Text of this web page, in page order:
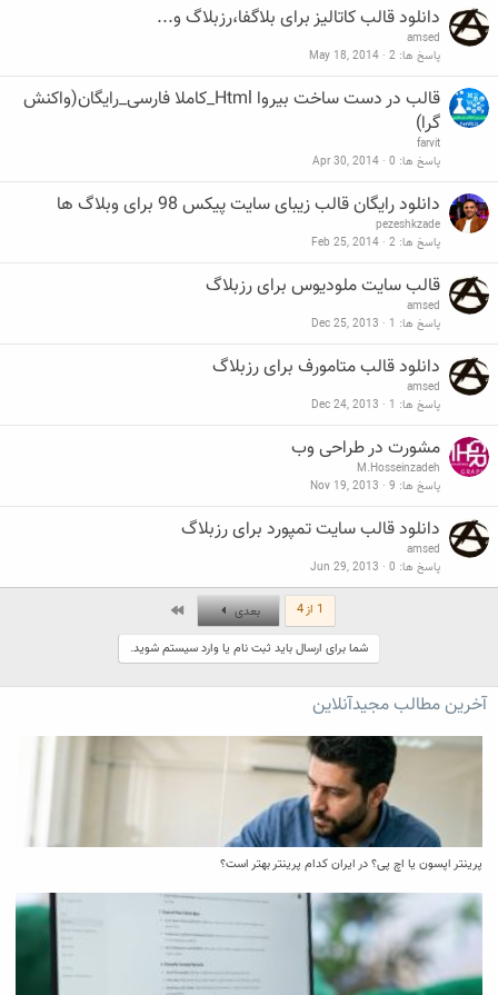
دانلود قالب کاتالیز برای بلاگفا،رزبلاگ و...
amsed
پاسخ ها 2
May 18, 2014
قالب در دست ساخت بیروا Html_کاملا فارسی_رایگان(واکنش
گرا)
farvit
پاسخ ها 0
Apr 30, 2014
دانلود رایگان قالب زیبای سایت پیکس 98 برای وبلاگ ها
pezeshkzade
پاسخ ها 2
Feb 25, 2014
قالب سایت ملودیوس برای رزبلاگ
amsed
پاسخ ها 1
Dec 25, 2013
دانلود قالب متامورف برای رزبلاگ
amsed
پاسخ ها 1
Dec 24, 2013
مشورت در طراحی وب
M.Hosseinzadeh
پاسخ ها 9
Nov 19, 2013
دانلود قالب سایت تمپورد برای رزبلاگ
amsed
پاسخ ها 0
Jun 29, 2013
1 از 4 بعدی
شما برای ارسال باید ثبت نام یا وارد سیستم شوید.
آخرین مطالب مجیدآنلاین
پرینتر اپسون یا اچ پی؟ در ایران کدام پرینتر بهتر است؟